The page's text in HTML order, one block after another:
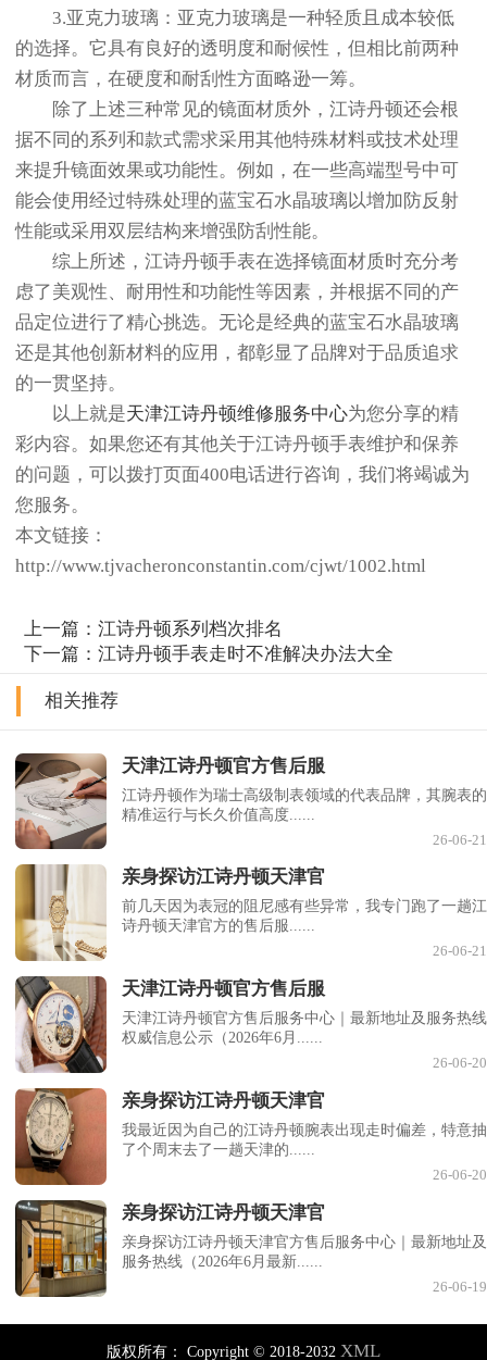
3.亚克力玻璃：亚克力玻璃是一种轻质且成本较低
的选择。它具有良好的透明度和耐候性，但相比前两种
材质而言，在硬度和耐刮性方面略逊一筹。
除了上述三种常见的镜面材质外，江诗丹顿还会根
据不同的系列和款式需求采用其他特殊材料或技术处理
来提升镜面效果或功能性。例如，在一些高端型号中可
能会使用经过特殊处理的蓝宝石水晶玻璃以增加防反射
性能或采用双层结构来增强防刮性能。
综上所述，江诗丹顿手表在选择镜面材质时充分考
虑了美观性、耐用性和功能性等因素，并根据不同的产
品定位进行了精心挑选。无论是经典的蓝宝石水晶玻璃
还是其他创新材料的应用，都彰显了品牌对于品质追求
的一贯坚持。
以上就是天津江诗丹顿维修服务中心为您分享的精
彩内容。如果您还有其他关于江诗丹顿手表维护和保养
的问题，可以拨打页面400电话进行咨询，我们将竭诚为
您服务。
本文链接：
http://www.tjvacheronconstantin.com/cjwt/1002.html
上一篇：江诗丹顿系列档次排名
下一篇：江诗丹顿手表走时不准解决办法大全
相关推荐
天津江诗丹顿官方售后服
江诗丹顿作为瑞士高级制表领域的代表品牌，其腕表的
精准运行与长久价值高度......
26-06-21
亲身探访江诗丹顿天津官
前几天因为表冠的阻尼感有些异常，我专门跑了一趟江
诗丹顿天津官方的售后服......
26-06-21
天津江诗丹顿官方售后服
天津江诗丹顿官方售后服务中心｜最新地址及服务热线
权威信息公示（2026年6月......
26-06-20
亲身探访江诗丹顿天津官
我最近因为自己的江诗丹顿腕表出现走时偏差，特意抽
了个周末去了一趟天津的......
26-06-20
亲身探访江诗丹顿天津官
亲身探访江诗丹顿天津官方售后服务中心｜最新地址及
服务热线（2026年6月最新......
26-06-19
版权所有： Copyright © 2018-2032 XML